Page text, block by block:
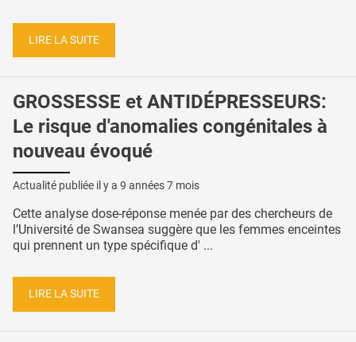
LIRE LA SUITE
GROSSESSE et ANTIDÉPRESSEURS:
Le risque d'anomalies congénitales à
nouveau évoqué
Actualité publiée il y a 9 années 7 mois
Cette analyse dose-réponse menée par des chercheurs de
l’Université de Swansea suggère que les femmes enceintes
qui prennent un type spécifique d' ...
LIRE LA SUITE